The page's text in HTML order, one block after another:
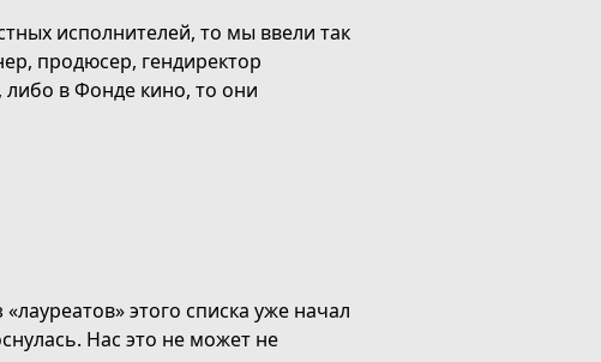
исполнителей, то мы ввели так
продюсер, гендиректор
в Фонде кино, то они
этого списка уже начал
Нас это не может не